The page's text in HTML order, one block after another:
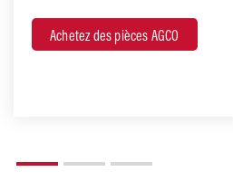
Achetez des pièces AGCO